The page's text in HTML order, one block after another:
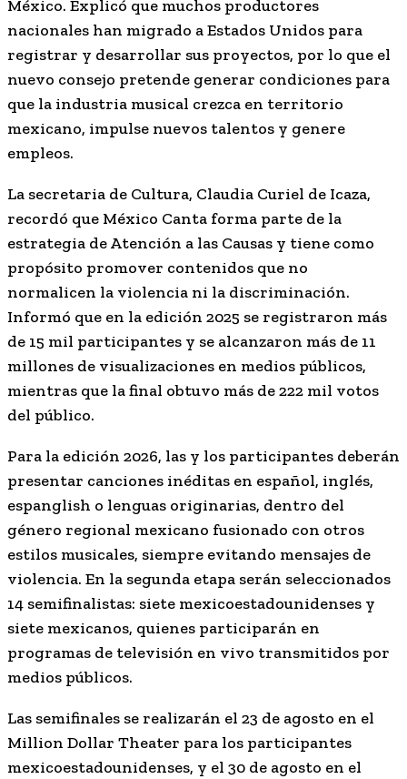
México. Explicó que muchos productores
nacionales han migrado a Estados Unidos para
registrar y desarrollar sus proyectos, por lo que el
nuevo consejo pretende generar condiciones para
que la industria musical crezca en territorio
mexicano, impulse nuevos talentos y genere
empleos.
La secretaria de Cultura, Claudia Curiel de Icaza,
recordó que México Canta forma parte de la
estrategia de Atención a las Causas y tiene como
propósito promover contenidos que no
normalicen la violencia ni la discriminación.
Informó que en la edición 2025 se registraron más
de 15 mil participantes y se alcanzaron más de 11
millones de visualizaciones en medios públicos,
mientras que la final obtuvo más de 222 mil votos
del público.
Para la edición 2026, las y los participantes deberán
presentar canciones inéditas en español, inglés,
espanglish o lenguas originarias, dentro del
género regional mexicano fusionado con otros
estilos musicales, siempre evitando mensajes de
violencia. En la segunda etapa serán seleccionados
14 semifinalistas: siete mexicoestadounidenses y
siete mexicanos, quienes participarán en
programas de televisión en vivo transmitidos por
medios públicos.
Las semifinales se realizarán el 23 de agosto en el
Million Dollar Theater para los participantes
mexicoestadounidenses, y el 30 de agosto en el